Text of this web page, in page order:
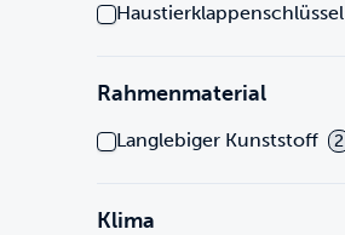
Haustierklappenschlüssel
Rahmenmaterial
Langlebiger Kunststoff 2
Klima